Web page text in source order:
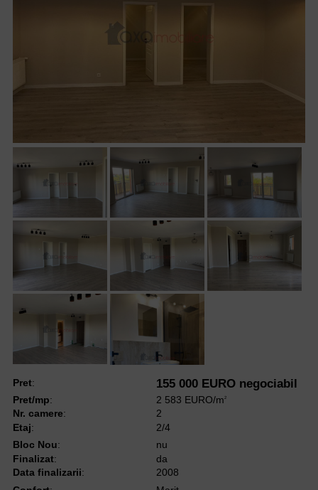
Pret: 155 000 EURO negociabil
Pret/mp: 2 583 EURO/m2
Nr. camere:
2
Etaj:
2/4
Bloc Nou:
nu
Finalizat:
da
Data finalizarii:
2008